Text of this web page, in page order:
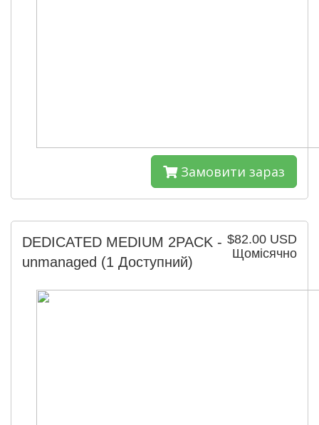
Замовити зараз
$82.00 USD
Щомісячно
DEDICATED MEDIUM 2PACK -
unmanaged (1 Доступний)